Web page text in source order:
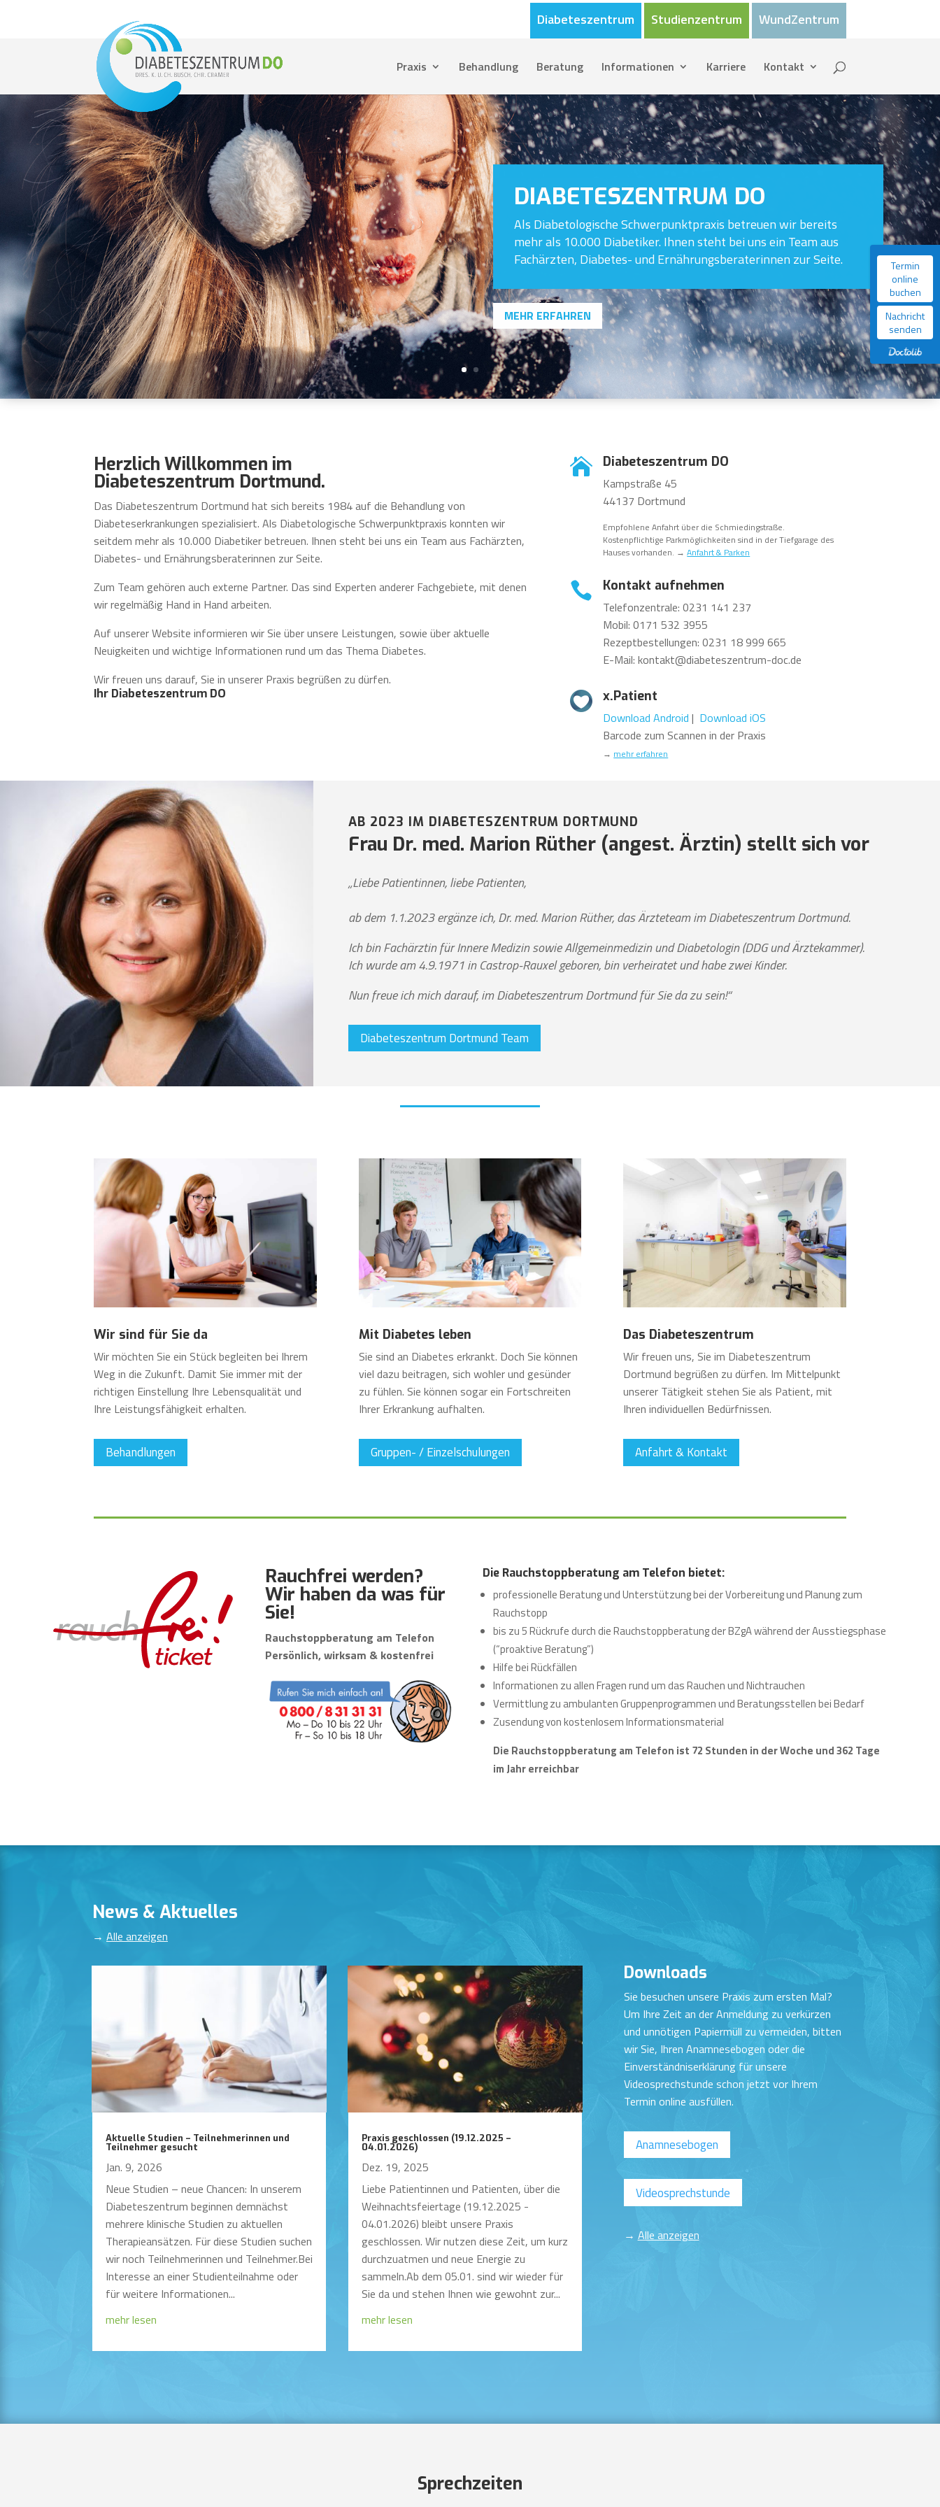
Termin
online
buchen
Nachricht
senden
Diabeteszentrum Studienzentrum WundZentrum
Praxis Behandlung Beratung Informationen Karriere Kontakt
DIABETESZENTRUM DO
Als Diabetologische Schwerpunktpraxis betreuen wir bereits
mehr als 10.000 Diabetiker. Ihnen steht bei uns ein Team aus
Fachärzten, Diabetes- und Ernährungsberaterinnen zur Seite.
MEHR ERFAHREN
Herzlich Willkommen im
Diabeteszentrum Dortmund.
Das Diabeteszentrum Dortmund hat sich bereits 1984 auf die Behandlung von
Diabeteserkrankungen spezialisiert. Als Diabetologische Schwerpunktpraxis konnten wir
seitdem mehr als 10.000 Diabetiker betreuen. Ihnen steht bei uns ein Team aus Fachärzten,
Diabetes- und Ernährungsberaterinnen zur Seite.
Zum Team gehören auch externe Partner. Das sind Experten anderer Fachgebiete, mit denen
wir regelmäßig Hand in Hand arbeiten.
Auf unserer Website informieren wir Sie über unsere Leistungen, sowie über aktuelle
Neuigkeiten und wichtige Informationen rund um das Thema Diabetes.
Wir freuen uns darauf, Sie in unserer Praxis begrüßen zu dürfen.
Ihr Diabeteszentrum DO

Diabeteszentrum DO
Kampstraße 45
44137 Dortmund
Empfohlene Anfahrt über die Schmiedingstraße.
Kostenpflichtige Parkmöglichkeiten sind in der Tiefgarage des
Hauses vorhanden. →Anfahrt & Parken

Kontakt aufnehmen
Telefonzentrale: 0231 141 237
Mobil: 0171 532 3955
Rezeptbestellungen: 0231 18 999 665
E-Mail: kontakt@diabeteszentrum-doc.de
x.Patient
Download Android | Download iOS
Barcode zum Scannen in der Praxis
→ mehr erfahren
AB 2023 IM DIABETESZENTRUM DORTMUND
Frau Dr. med. Marion Rüther (angest. Ärztin) stellt sich vor
„Liebe Patientinnen, liebe Patienten,
ab dem 1.1.2023 ergänze ich, Dr. med. Marion Rüther, das Ärzteteam im Diabeteszentrum Dortmund.
Ich bin Fachärztin für Innere Medizin sowie Allgemeinmedizin und Diabetologin (DDG und Ärztekammer).
Ich wurde am 4.9.1971 in Castrop-Rauxel geboren, bin verheiratet und habe zwei Kinder.
Nun freue ich mich darauf, im Diabeteszentrum Dortmund für Sie da zu sein!“
Diabeteszentrum Dortmund Team
Wir sind für Sie da
Wir möchten Sie ein Stück begleiten bei Ihrem
Weg in die Zukunft. Damit Sie immer mit der
richtigen Einstellung Ihre Lebensqualität und
Ihre Leistungsfähigkeit erhalten.
Behandlungen
Mit Diabetes leben
Sie sind an Diabetes erkrankt. Doch Sie können
viel dazu beitragen, sich wohler und gesünder
zu fühlen. Sie können sogar ein Fortschreiten
Ihrer Erkrankung aufhalten.
Gruppen- / Einzelschulungen
Das Diabeteszentrum
Wir freuen uns, Sie im Diabeteszentrum
Dortmund begrüßen zu dürfen. Im Mittelpunkt
unserer Tätigkeit stehen Sie als Patient, mit
Ihren individuellen Bedürfnissen.
Anfahrt & Kontakt
Rauchfrei werden?
Wir haben da was für
Sie!
Rauchstoppberatung am Telefon
Persönlich, wirksam & kostenfrei
Die Rauchstoppberatung am Telefon bietet:
professionelle Beratung und Unterstützung bei der Vorbereitung und Planung zum
Rauchstopp
bis zu 5 Rückrufe durch die Rauchstoppberatung der BZgA während der Ausstiegsphase
(“proaktive Beratung”)
Hilfe bei Rückfällen
Informationen zu allen Fragen rund um das Rauchen und Nichtrauchen
Vermittlung zu ambulanten Gruppenprogrammen und Beratungsstellen bei Bedarf
Zusendung von kostenlosem Informationsmaterial
Die Rauchstoppberatung am Telefon ist 72 Stunden in der Woche und 362 Tage
im Jahr erreichbar
News & Aktuelles
→ Alle anzeigen
Aktuelle Studien – Teilnehmerinnen und
Teilnehmer gesucht
Jan. 9, 2026
Neue Studien – neue Chancen: In unserem
Diabeteszentrum beginnen demnächst
mehrere klinische Studien zu aktuellen
Therapieansätzen. Für diese Studien suchen
wir noch Teilnehmerinnen und Teilnehmer.Bei
Interesse an einer Studienteilnahme oder
für weitere Informationen...
mehr lesen
Praxis geschlossen (19.12.2025 –
04.01.2026)
Dez. 19, 2025
Liebe Patientinnen und Patienten, über die
Weihnachtsfeiertage (19.12.2025 -
04.01.2026) bleibt unsere Praxis
geschlossen. Wir nutzen diese Zeit, um kurz
durchzuatmen und neue Energie zu
sammeln.Ab dem 05.01. sind wir wieder für
Sie da und stehen Ihnen wie gewohnt zur...
mehr lesen
Downloads
Sie besuchen unsere Praxis zum ersten Mal?
Um Ihre Zeit an der Anmeldung zu verkürzen
und unnötigen Papiermüll zu vermeiden, bitten
wir Sie, Ihren Anamnesebogen oder die
Einverständniserklärung für unsere
Videosprechstunde schon jetzt vor Ihrem
Termin online ausfüllen.
Anamnesebogen
Videosprechstunde
→ Alle anzeigen
Sprechzeiten